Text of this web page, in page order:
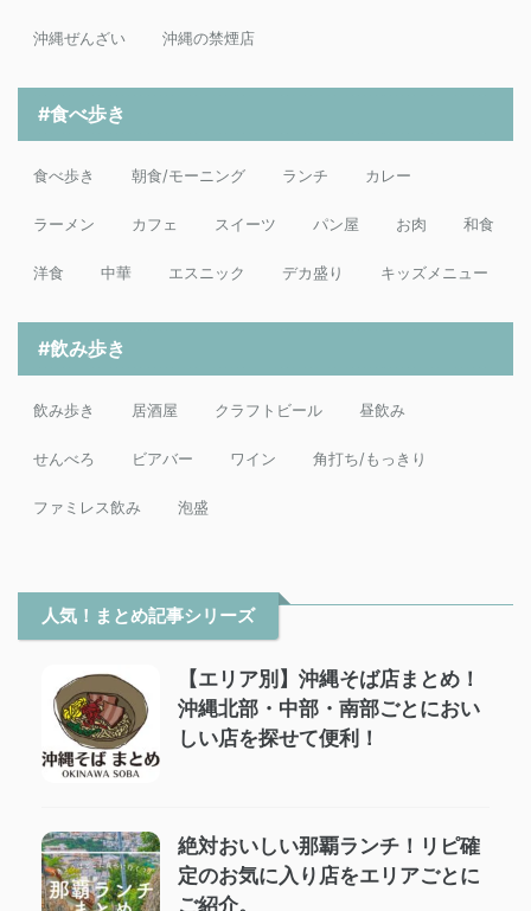
沖縄ぜんざい 沖縄の禁煙店
#食べ歩き
食べ歩き 朝食/モーニング ランチ カレー
ラーメン カフェ スイーツ パン屋 お肉 和食
洋食 中華 エスニック デカ盛り キッズメニュー
#飲み歩き
飲み歩き 居酒屋 クラフトビール 昼飲み
せんべろ ビアバー ワイン 角打ち/もっきり
ファミレス飲み 泡盛
人気！まとめ記事シリーズ
【エリア別】沖縄そば店まとめ！
沖縄北部・中部・南部ごとにおい
しい店を探せて便利！
絶対おいしい那覇ランチ！リピ確
定のお気に入り店をエリアごとに
ご紹介。